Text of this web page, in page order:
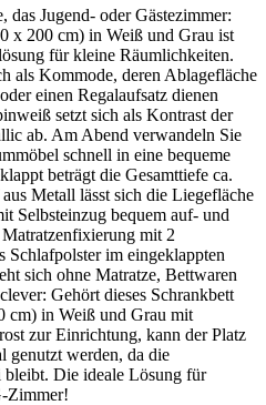
das Jugend- oder Gästezimmer:
x 200 cm) in Weiß und Grau ist
für kleine Räumlichkeiten.
als Kommode, deren Ablagefläche
einen Regalaufsatz dienen
setzt sich als Kontrast der
ab. Am Abend verwandeln Sie
schnell in eine bequeme
beträgt die Gesamttiefe ca.
Metall lässt sich die Liegefläche
Selbsteinzug bequem auf- und
mit 2
Schlafpolster im eingeklappten
sich ohne Matratze, Bettwaren
Gehört dieses Schrankbett
cm) in Weiß und Grau mit
zur Einrichtung, kann der Platz
genutzt werden, da die
bleibt. Die ideale Lösung für
Zimmer!